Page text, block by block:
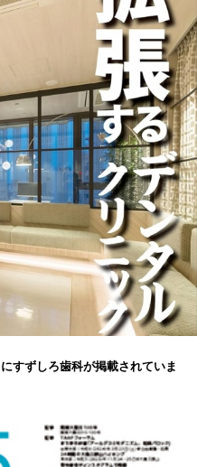
すずしろ歯科が掲載されていま